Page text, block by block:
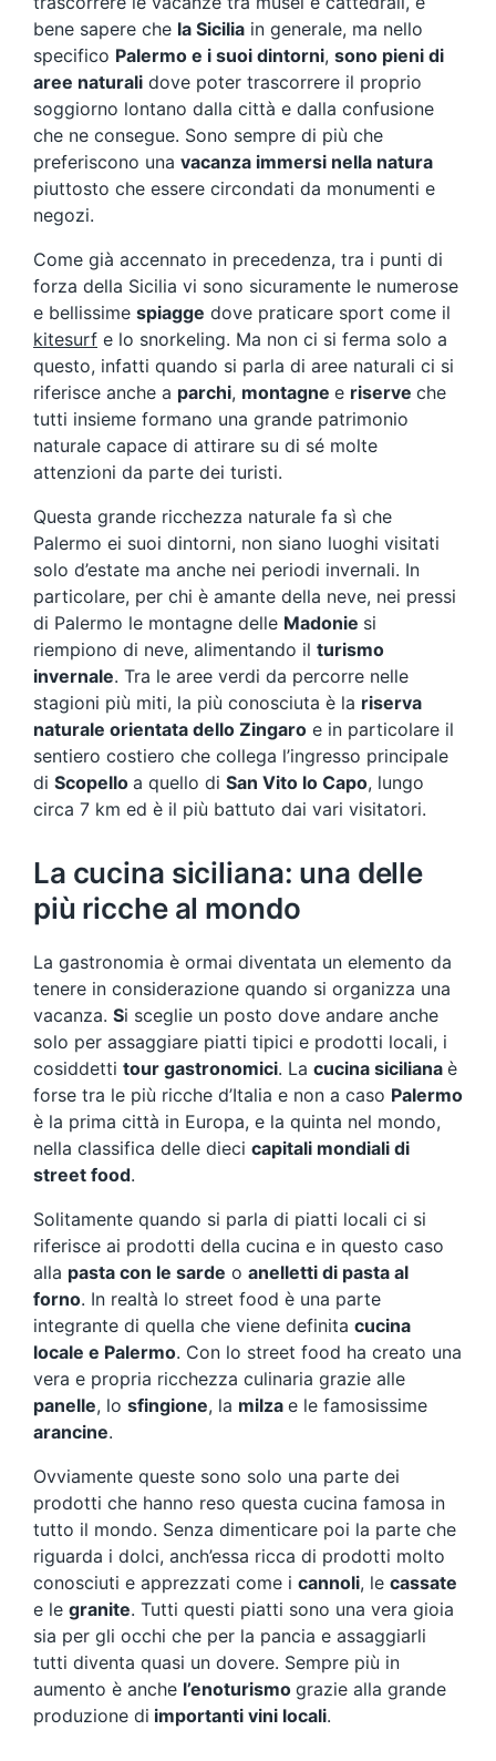
bene sapere che la Sicilia in generale, ma nello
specifico Palermo e i suoi dintorni, sono pieni di
aree naturali dove poter trascorrere il proprio
soggiorno lontano dalla città e dalla confusione
che ne consegue. Sono sempre di più che
preferiscono una vacanza immersi nella natura
piuttosto che essere circondati da monumenti e
negozi.
Come già accennato in precedenza, tra i punti di
forza della Sicilia vi sono sicuramente le numerose
e bellissime spiagge dove praticare sport come il
kitesurf e lo snorkeling. Ma non ci si ferma solo a
questo, infatti quando si parla di aree naturali ci si
riferisce anche a parchi, montagne e riserve che
tutti insieme formano una grande patrimonio
naturale capace di attirare su di sé molte
attenzioni da parte dei turisti.
Questa grande ricchezza naturale fa sì che
Palermo ei suoi dintorni, non siano luoghi visitati
solo d’estate ma anche nei periodi invernali. In
particolare, per chi è amante della neve, nei pressi
di Palermo le montagne delle Madonie si
riempiono di neve, alimentando il turismo
invernale. Tra le aree verdi da percorre nelle
stagioni più miti, la più conosciuta è la riserva
naturale orientata dello Zingaro e in particolare il
sentiero costiero che collega l’ingresso principale
di Scopello a quello di San Vito lo Capo, lungo
circa 7 km ed è il più battuto dai vari visitatori.
La cucina siciliana: una delle
più ricche al mondo
La gastronomia è ormai diventata un elemento da
tenere in considerazione quando si organizza una
vacanza. Si sceglie un posto dove andare anche
solo per assaggiare piatti tipici e prodotti locali, i
cosiddetti tour gastronomici. La cucina siciliana è
forse tra le più ricche d’Italia e non a caso Palermo
è la prima città in Europa, e la quinta nel mondo,
nella classifica delle dieci capitali mondiali di
street food.
Solitamente quando si parla di piatti locali ci si
riferisce ai prodotti della cucina e in questo caso
alla pasta con le sarde o anelletti di pasta al
forno. In realtà lo street food è una parte
integrante di quella che viene definita cucina
locale e Palermo. Con lo street food ha creato una
vera e propria ricchezza culinaria grazie alle
panelle, lo sfingione, la milza e le famosissime
arancine.
Ovviamente queste sono solo una parte dei
prodotti che hanno reso questa cucina famosa in
tutto il mondo. Senza dimenticare poi la parte che
riguarda i dolci, anch’essa ricca di prodotti molto
conosciuti e apprezzati come i cannoli, le cassate
e le granite. Tutti questi piatti sono una vera gioia
sia per gli occhi che per la pancia e assaggiarli
tutti diventa quasi un dovere. Sempre più in
aumento è anche l’enoturismo grazie alla grande
produzione di importanti vini locali.